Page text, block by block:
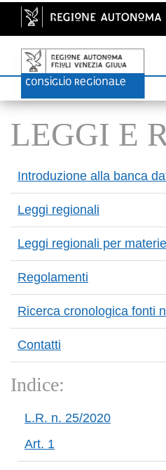
LEGGI E
Introduzione alla banca
Leggi regionali
Leggi regionali per materie
Regolamenti
Ricerca cronologica fonti
Contatti
Indice:
L.R. n. 25/2020
Art. 1